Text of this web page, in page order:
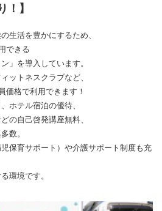
！】
生活を豊かにするため、
できる
」を導入しています。
ットネスクラブなど、
価格で利用できます！
ホテル宿泊の優待、
の自己啓発講座無料、
数。
保育サポート）や介護サポート制度も充
環境です。